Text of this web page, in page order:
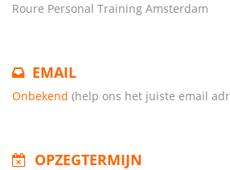
Roure Personal Training Amsterdam
EMAIL
Onbekend (help ons het juiste email
OPZEGTERMIJN